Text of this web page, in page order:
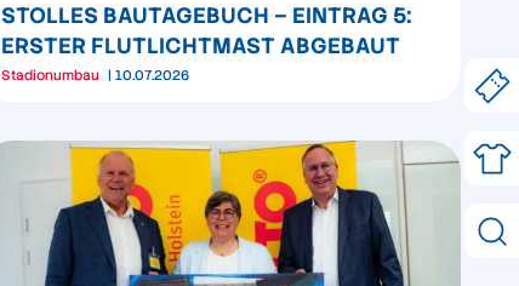
STOLLES BAUTAGEBUCH – EINTRAG 5:
ERSTER FLUTLICHTMAST ABGEBAUT
Stadionumbau 10.07.2026